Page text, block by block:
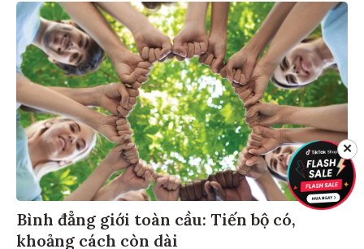
Bình đẳng giới toàn cầu: Tiến bộ có,
khoảng cách còn dài
✕